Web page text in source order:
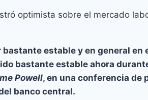
optimista sobre el mercado
bastante estable y en general
bastante estable ahora
Powell, en una conferencia de
banco central.